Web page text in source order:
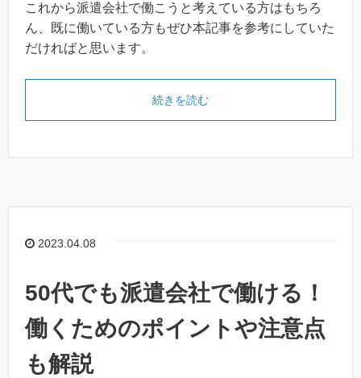
これから派遣会社で働こうと考えている方はもちろ
ん、既に働いている方もぜひ本記事を参考にしていた
だければと思います。
続きを読む
2023.04.08
50代でも派遣会社で働ける！
働くためのポイントや注意点
も解説